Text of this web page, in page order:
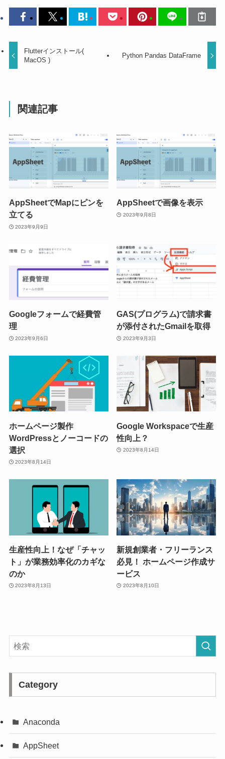
Flutterインストール(
MacOS )
Python Pandas DataFrame
関連記事
AppSheetでMapにピンを
立てる
2023年9月9日
AppSheetで画像を表示
2023年9月8日
Googleフォームで経費管
理
2023年9月6日
GAS(プログラム)で請求書
が添付されたGmailを取得
2023年9月3日
ホームページ製作
WordPressとノーコードの
選択
2023年8月14日
Google Workspaceで生産
性向上？
2023年8月14日
生産性向上！なぜ「チャッ
ト」が業務効率化のカギな
のか
2023年8月13日
新規創業者・フリーランス
必見！ ホームページ作成サ
ービス
2023年8月10日
Category
Anaconda
AppSheet